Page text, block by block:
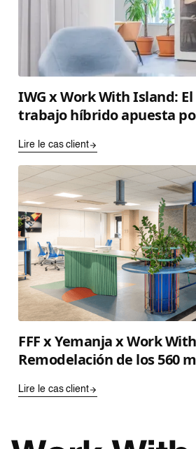
IWG x Work With Island:
trabajo híbrido apuesta
Lire le cas client
FFF x Yemanja x Work
Remodelación de los 560
Lire le cas client